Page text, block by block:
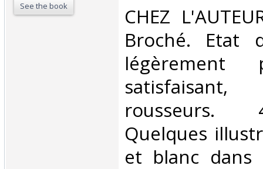
See the book
‎CHEZ
Broché. Etat
légèrement
rousseurs.
Quelques
et blanc